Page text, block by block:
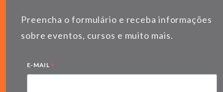
Preencha o formulário e receba informações
sobre eventos, cursos e muito mais.
E-MAIL *